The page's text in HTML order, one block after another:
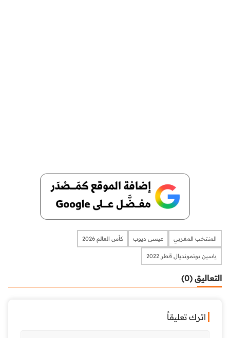
المنتخب المغربي عيسى ديوب كأس العالم 2026
ياسين بونمونديال قطر 2022
التعاليق (0)
اترك تعليقاً